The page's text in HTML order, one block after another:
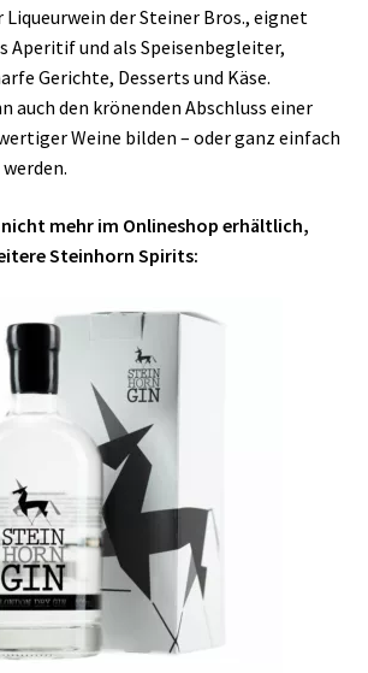
Liqueurwein der Steiner Bros., eignet
Aperitif und als Speisenbegleiter,
Gerichte, Desserts und Käse.
auch den krönenden Abschluss einer
Weine bilden – oder ganz einfach
mehr im Onlineshop erhältlich,
Steinhorn Spirits: